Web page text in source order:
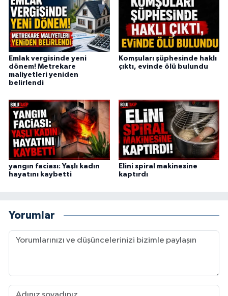
Emlak vergisinde yeni
dönem! Metrekare
maliyetleri yeniden
belirlendi
Komşuları şüphesinde haklı
çıktı, evinde ölü bulundu
yangın faciası: Yaşlı kadın
hayatını kaybetti
Elini spiral makinesine
kaptırdı
Yorumlar